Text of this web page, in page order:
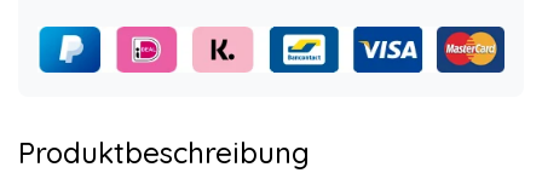
Produktbeschreibung